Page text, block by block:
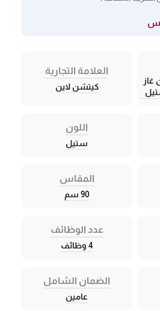
غاز
العلامة التجارية
كيتشن لاين
اللون
ستيل
المقاس
90 سم
عدد الوظائف
4 وظائف
الضمان الشامل
عامين